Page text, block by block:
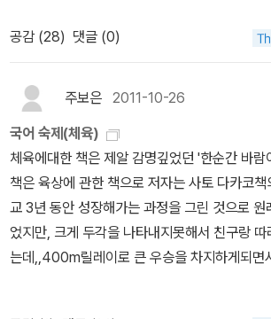
는 액땜으로 치고 앞으로 좋은 일만 생길거라고
는 지인님~먹고 싶었던 막창을 먹어서 행복하
ㅋ 반값도서가 많을 줄 알았더니 아니었다.그
몰랐던 책들을 알게 되고, 보고싶은 책들이 더
다는...*^^*
예전에 다 읽어봤던 책들인데...너무
오래 되어서 그런지 기억이 영 나질 않는구나...
오래는 되었네... 히가
시노 게이고 책들은 한번쯤 읽어보고 싶다.표
드는 책이다. 덴도 아라타의 <영원의 아이>상편만반값도
공감 (28) 댓글 (0)
주보은 2011-10-26
국어 숙제(체육)
체육에대한 책은 제알 감명깊었던 '한순간 바람
책은 육상에 관한 책으로 저자는 사토 다카코
교 3년 동안 성장해가는 과정을 그린 것으로 원
었지만, 크게 두각을 나타내지못해서 친구랑 따
는데,,400m릴레이로 큰 우승을 차지하게되면
용기를 보여주고, 힘들수록 참아내고 끝까지 자